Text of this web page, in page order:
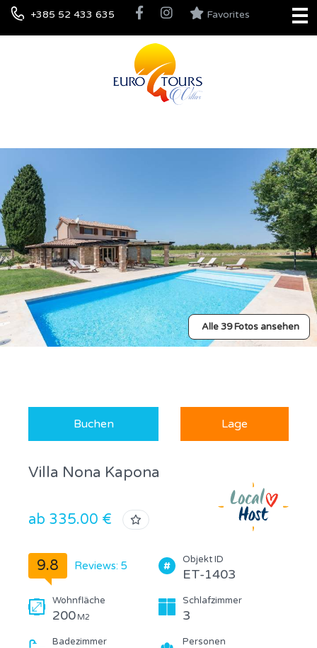
+385 52 433 635 Favorites
Alle 39 Fotos ansehen
Buchen Lage
Villa Nona Kapona
ab 335.00 €
9.8 Reviews: 5 Objekt ID
ET-1403
Wohnfläche
200 M2
Schlafzimmer
3
Badezimmer Personen